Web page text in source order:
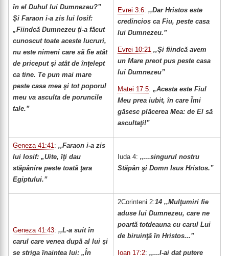
în el Duhul lui Dumnezeu?”
Şi Faraon i-a zis lui Iosif:
„Fiindcă Dumnezeu ţi-a făcut
cunoscut toate aceste lucruri,
nu este nimeni care să fie atât
de priceput şi atât de înţelept
ca tine. Te pun mai mare
peste casa mea şi tot poporul
meu va asculta de poruncile
tale.”
Evrei 3:6: ,,Dar Hristos este
credincios ca Fiu, peste casa
lui Dumnezeu.”
Evrei 10:21 ,,Şi fiindcă avem
un Mare preot pus peste casa
lui Dumnezeu”
Matei 17:5: „Acesta este Fiul
Meu prea iubit, în care Îmi
găsesc plăcerea Mea: de El să
ascultaţi!”
Geneza 41:41 : ,,Faraon i-a zis
lui Iosif: „Uite, îţi dau
stăpânire peste toată ţara
Egiptului.”
Iuda 4: ,,...singurul nostru
Stăpân şi Domn Isus Hristos.”
Geneza 41:43: ,,L-a suit în
carul care venea după al lui şi
se striga înaintea lui: „În
2Corinteni 2:14 ,,Mulţumiri fie
aduse lui Dumnezeu, care ne
poartă totdeauna cu carul Lui
de biruinţă în Hristos...”
Ioan 17:2: ,,...I-ai dat putere